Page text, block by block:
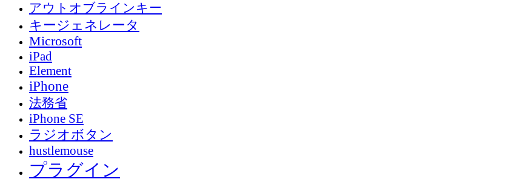
アウトオブラインキー
キージェネレータ
Microsoft
iPad
Element
iPhone
法務省
iPhone SE
ラジオボタン
hustlemouse
プラグイン